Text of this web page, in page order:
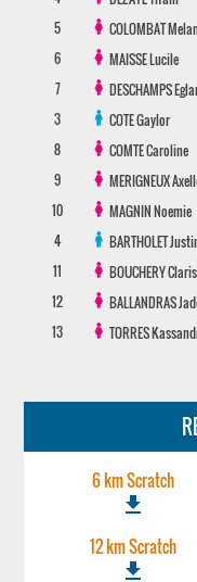
5
COLOMBAT
6
MAISSELucile
7
DESCHAMPS
3
COTEGaylor
8
COMTECaroline
9
MERIGNEUX
10
MAGNINNoemie
4
BARTHOLET
11
BOUCHERY
12
BALLANDRAS
13
TORRES
6 km Scratch
file_download
12 km Scratch
file_download